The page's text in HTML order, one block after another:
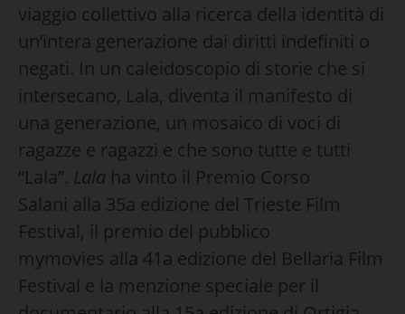
viaggio collettivo alla ricerca della identità di
un’intera generazione dai diritti indefiniti o
negati. In un caleidoscopio di storie che si
intersecano, Lala, diventa il manifesto di
una generazione, un mosaico di voci di
ragazze e ragazzi e che sono tutte e tutti
“Lala”. Lala ha vinto il Premio Corso
Salani alla 35a edizione del Trieste Film
Festival, il premio del pubblico
mymovies alla 41a edizione del Bellaria Film
Festival e la menzione speciale per il